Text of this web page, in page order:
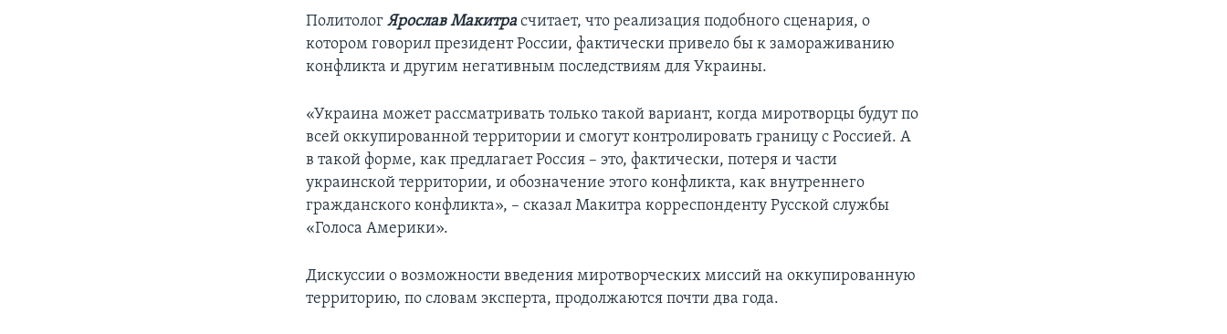
ПолитологЯрослав Макитрасчитает, что реализация подобного сценария, о
котором говорил президент России, фактически привело бы к замораживанию
конфликта и другим негативным последствиям для Украины.
«Украина может рассматривать только такой вариант, когда миротворцы будут по
всей оккупированной территории и смогут контролировать границу с Россией. А
в такой форме, как предлагает Россия – это, фактически, потеря и части
украинской территории, и обозначение этого конфликта, как внутреннего
гражданского конфликта», – сказал Макитра корреспонденту Русской службы
«Голоса Америки».
Дискуссии о возможности введения миротворческих миссий на оккупированную
территорию, по словам эксперта, продолжаются почти два года.